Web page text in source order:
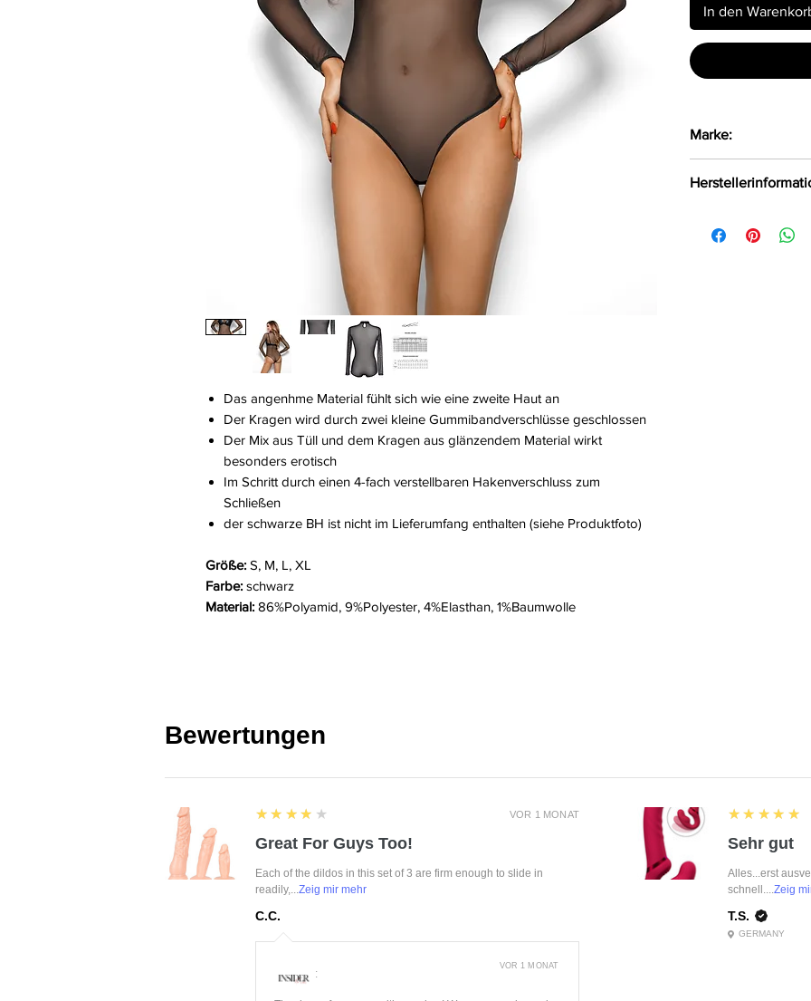
Das angenhme Material fühlt sich wie eine zweite Haut an
Der Kragen wird durch zwei kleine Gummibandverschlüsse geschlossen
Der Mix aus Tüll und dem Kragen aus glänzendem Material wirkt
besonders erotisch
Im Schritt durch einen 4-fach verstellbaren Hakenverschluss zum
Schließen
der schwarze BH ist nicht im Lieferumfang enthalten (siehe Produktfoto)
Größe: S, M, L, XL
Farbe: schwarz
Material: 86%Polyamid, 9%Polyester, 4%Elasthan, 1%Baumwolle
In den
Marke:
Białystok, Polen,
Bewertungen
VOR 1 MONAT
4
★★★★★
Great For Guys Too!
Each of the dildos in this set of 3 are firm enough to slide in
readily,...Zeig mir mehr
C.C.
:
VOR 1 MONAT
5
★★★★★
Sehr gut
Alles...erst
schnell....Zeig
T.S.
GERMANY